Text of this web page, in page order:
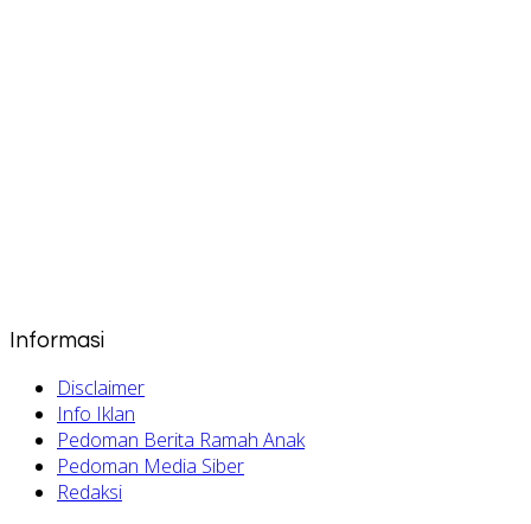
Informasi
Disclaimer
Info Iklan
Pedoman Berita Ramah Anak
Pedoman Media Siber
Redaksi